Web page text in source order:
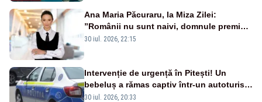
Ana Maria Păcuraru, la Miza Zilei:
”Românii nu sunt naivi, domnule premier
Bolojan”
30 iul. 2026, 22:15
Intervenție de urgență în Pitești! Un
bebeluș a rămas captiv într-un autoturism
din cauza unei defecțiuni
30 iul. 2026, 20:33